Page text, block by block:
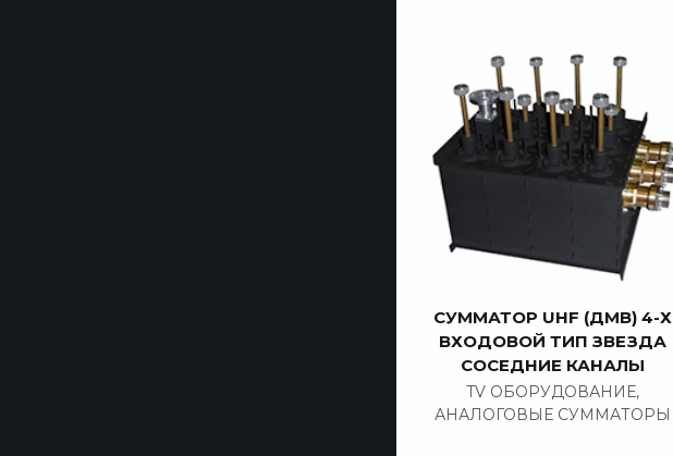
СУММАТОР UHF (ДМВ) 4-Х
ВХОДОВОЙ ТИП ЗВЕЗДА
СОСЕДНИЕ КАНАЛЫ
TV ОБОРУДОВАНИЕ,
АНАЛОГОВЫЕ СУММАТОРЫ